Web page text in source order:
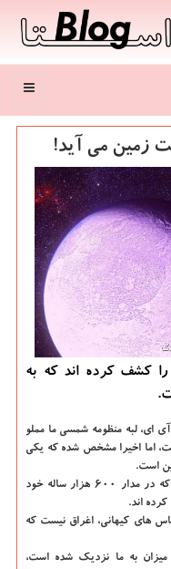
منو
زمین می آید!
را کشف کرده اند که به
آی ای،لبه منظومه شمسی ما مملو
اما اخیرا مشخص شده که یکی
است.
ستاره شناسان یک سیاره کوچک را در مسیری که در مدار ۶۰۰ هزار ساله خود
اند.
های کیهانی، اغراق نیست که
به ما نزدیک شده است،